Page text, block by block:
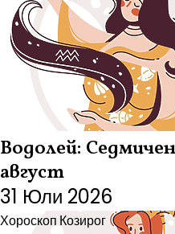
Водолей:
август
31 Юли 2026
Хороскоп Козирог